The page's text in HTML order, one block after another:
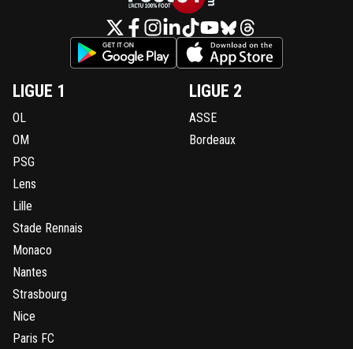
LIGUE 1
OL
OM
PSG
Lens
Lille
Stade Rennais
Monaco
Nantes
Strasbourg
Nice
Paris FC
LIGUE 2
ASSE
Bordeaux